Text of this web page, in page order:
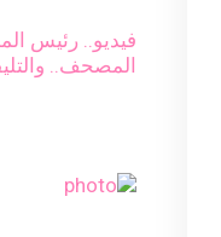
فيديو.. رئيس
المصحف..